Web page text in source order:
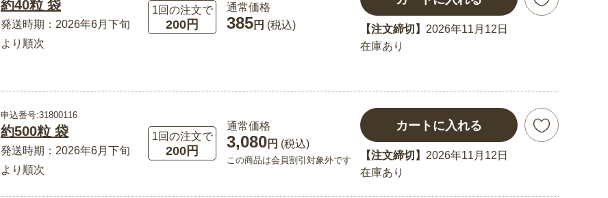
約40粒 袋
発送時期：2026年6月下旬
より順次
1回の注文で
200円
通常価格
385円 (税込) 【注文締切】 2026年11月12日
在庫あり
申込番号:31800116
約500粒 袋
発送時期：2026年6月下旬
より順次
1回の注文で
200円
通常価格
3,080円 (税込)
この商品は会員割引対象外です
カートに入れる
【注文締切】 2026年11月12日
在庫あり